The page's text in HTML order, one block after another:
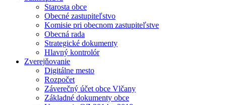
Starosta obce
Obecné zastupiteľstvo
Komisie pri obecnom zastupiteľstve
Obecná rada
Strategické dokumenty
Hlavný kontrolór
Zverejňovanie
Digitálne mesto
Rozpočet
Záverečný účet obce Vlčany
Základné dokumenty obce